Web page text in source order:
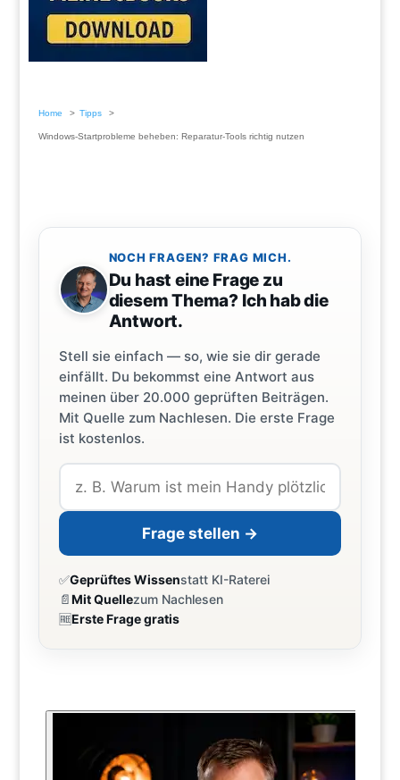
Home Tipps
Windows-Startprobleme beheben: Reparatur-Tools richtig nutzen
NOCH FRAGEN? FRAG MICH.
Du hast eine Frage zu
diesem Thema? Ich hab die
Antwort.
Stell sie einfach — so, wie sie dir gerade
einfällt. Du bekommst eine Antwort aus
meinen über 20.000 geprüften Beiträgen.
Mit Quelle zum Nachlesen. Die erste Frage
ist kostenlos.
Frage stellen →
✅Geprüftes Wissenstatt KI-Raterei
📄Mit Quellezum Nachlesen
🆓Erste Frage gratis